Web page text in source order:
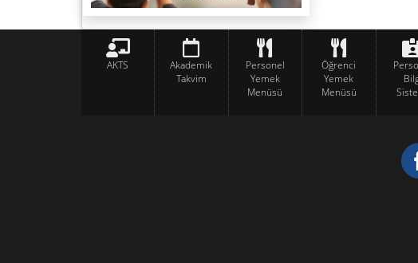
AKTS
Akademik
Takvim
Personel
Yemek
Menüsü
Öğrenci
Yemek
Menüsü